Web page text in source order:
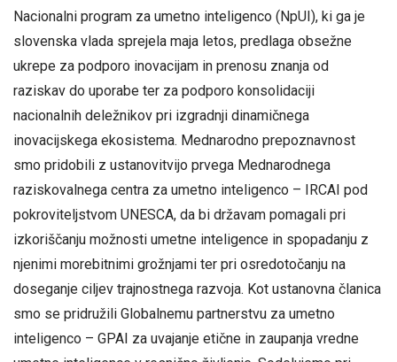
Nacionalni program za umetno inteligenco (NpUI), ki ga je
slovenska vlada sprejela maja letos, predlaga obsežne
ukrepe za podporo inovacijam in prenosu znanja od
raziskav do uporabe ter za podporo konsolidaciji
nacionalnih deležnikov pri izgradnji dinamičnega
inovacijskega ekosistema. Mednarodno prepoznavnost
smo pridobili z ustanovitvijo prvega Mednarodnega
raziskovalnega centra za umetno inteligenco – IRCAI pod
pokroviteljstvom UNESCA, da bi državam pomagali pri
izkoriščanju možnosti umetne inteligence in spopadanju z
njenimi morebitnimi grožnjami ter pri osredotočanju na
doseganje ciljev trajnostnega razvoja. Kot ustanovna članica
smo se pridružili Globalnemu partnerstvu za umetno
inteligenco – GPAI za uvajanje etične in zaupanja vredne